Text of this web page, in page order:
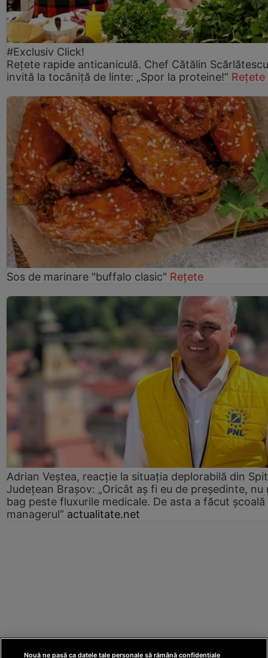
#Exclusiv Click!
Rețete rapide anticaniculă. Chef Cătălin
invită la tocăniță de linte: „Spor la proteine!” Rețete
Sos de marinare "buffalo clasic" Rețete
Adrian Veștea, reacție la situația deplorabilă din
Județean Brașov: „Oricât aș fi eu de președinte, nu
bag peste fluxurile medicale. De asta a făcut școală
managerul” actualitate.net
Nouă ne pasă ca datele tale personale să rămână confidențiale